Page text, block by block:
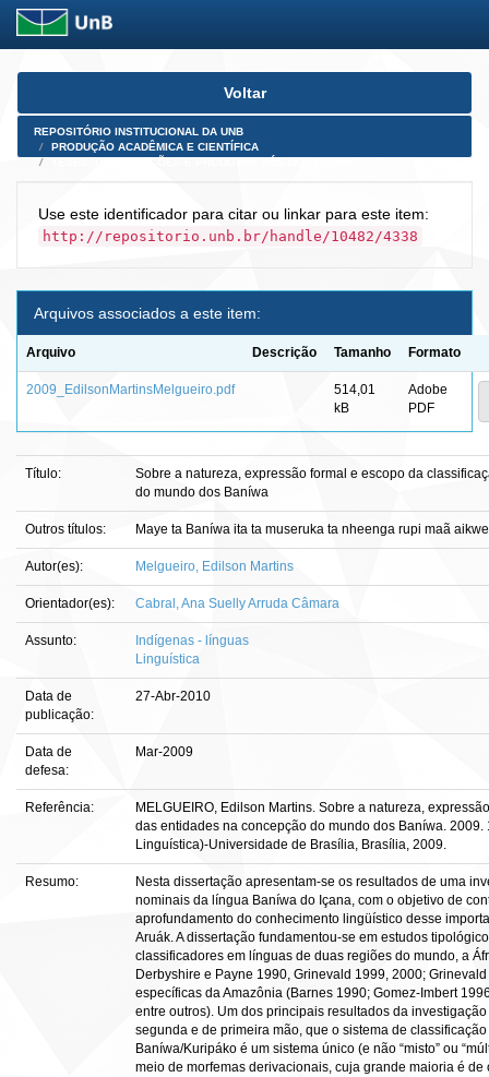
Skip
Voltar
REPOSITÓRIO INSTITUCIONAL DA UNB
PRODUÇÃO ACADÊMICA E CIENTÍFICA
Use este identificador para citar ou linkar para este item:
http://repositorio.unb.br/handle/10482/4338
Arquivos associados a este item:
Arquivo Descrição Tamanho Formato
2009_EdilsonMartinsMelgueiro.pdf
514,01
kB
Adobe
PDF
Título:
Sobre a natureza, expressão formal e escopo da
do mundo dos Baníwa
Outros títulos: Maye ta Baníwa ita ta museruka ta nheenga rupi maã
Autor(es): Melgueiro, Edilson Martins
Orientador(es): Cabral, Ana Suelly Arruda Câmara
Assunto:
Indígenas - línguas
Linguística
Data de
publicação:
27-Abr-2010
Data de
defesa:
Mar-2009
Referência:
MELGUEIRO, Edilson Martins. Sobre a natureza,
das entidades na concepção do mundo dos Baníwa. 2009.
Linguística)-Universidade de Brasília, Brasília, 2009.
Resumo:
Nesta dissertação apresentam-se os resultados de uma
nominais da língua Baníwa do Içana, com o objetivo de
aprofundamento do conhecimento lingüístico desse
Aruák. A dissertação fundamentou-se em estudos
classificadores em línguas de duas regiões do mundo, a
Derbyshire e Payne 1990, Grinevald 1999, 2000;
específicas da Amazônia (Barnes 1990; Gomez-Imbert
entre outros). Um dos principais resultados da
segunda e de primeira mão, que o sistema de
Baníwa/Kuripáko é um sistema único (e não “misto” ou
meio de morfemas derivacionais, cuja grande maioria é